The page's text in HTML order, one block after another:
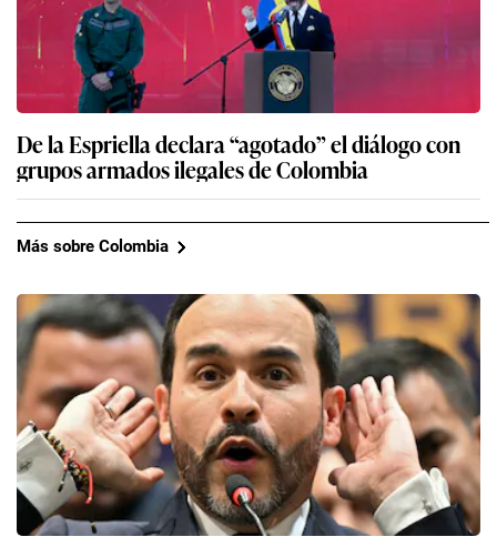
De la Espriella declara “agotado” el diálogo con
grupos armados ilegales de Colombia
Más sobre Colombia